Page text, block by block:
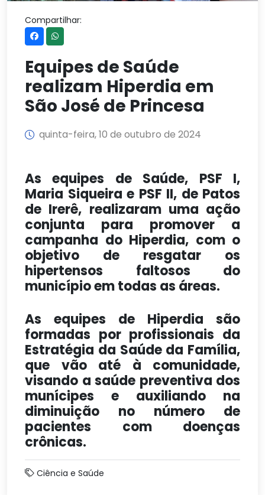
Compartilhar:
Equipes de Saúde
realizam Hiperdia em
São José de Princesa
quinta-feira, 10 de outubro de 2024
As equipes de Saúde, PSF I,
Maria Siqueira e PSF II, de Patos
de Irerê, realizaram uma ação
conjunta para promover a
campanha do Hiperdia, com o
objetivo de resgatar os
hipertensos faltosos do
município em todas as áreas.
As equipes de Hiperdia são
formadas por profissionais da
Estratégia da Saúde da Família,
que vão até à comunidade,
visando a saúde preventiva dos
munícipes e auxiliando na
diminuição no número de
pacientes com doenças
crônicas.
Ciência e Saúde